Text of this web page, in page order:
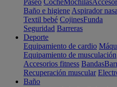
Paseo CocheMochilas
Baño e higiene Aspirador
Textil bebé CojinesFunda
Seguridad Barreras
Deporte
Equipamiento de cardio
Equipamiento de musculación
Accesorios fitness Bandas
Recuperación muscular
Baño